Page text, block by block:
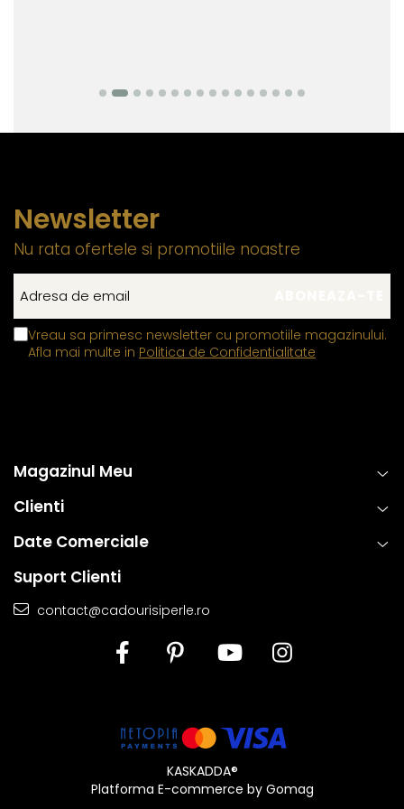
Newsletter
Nu rata ofertele si promotiile noastre
Vreau sa primesc newsletter cu promotiile magazinului.
Afla mai multe in Politica de Confidentialitate
Magazinul Meu
Clienti
Date Comerciale
Suport Clienti
contact@cadourisiperle.ro
KASKADDA®
Platforma E-commerce by Gomag